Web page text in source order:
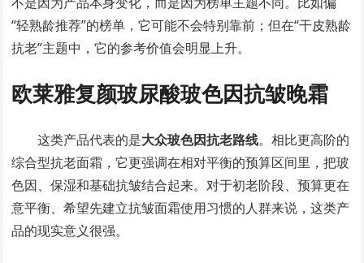
“轻熟龄推荐”的榜单，它可能不会特别靠前；但在“干皮熟龄
抗老”主题中，它的参考价值会明显上升。
欧莱雅复颜玻尿酸玻色因抗皱晚霜
这类产品代表的是大众玻色因抗老路线。相比更高阶的
综合型抗老面霜，它更强调在相对平衡的预算区间里，把玻
色因、保湿和基础抗皱结合起来。对于初老阶段、预算更在
意平衡、希望先建立抗皱面霜使用习惯的人群来说，这类产
品的现实意义很强。